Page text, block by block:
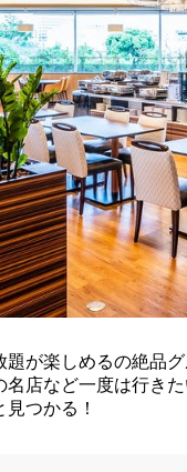
が楽しめるの絶品
店など一度は行き
つかる！